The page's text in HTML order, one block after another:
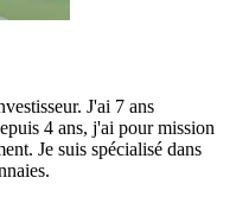
J'ai 7 ans
4 ans, j'ai pour mission
Je suis spécialisé dans